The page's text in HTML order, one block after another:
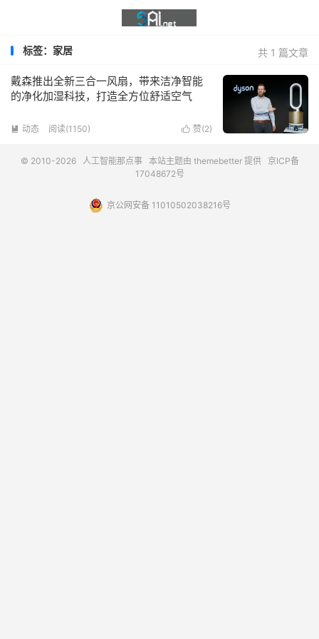
共 1 篇文章
标签：家居
戴森推出全新三合一风扇，带来洁净智能
的净化加湿科技，打造全方位舒适空气
 赞(2)
 动态 阅读(1150)
© 2010-2026 人工智能那点事本站主题由 themebetter提供 京ICP备
17048672号
京公网安备 11010502038216号